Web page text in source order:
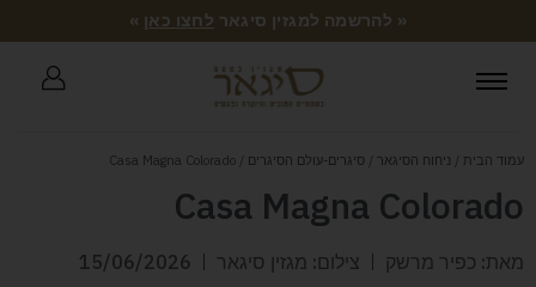
« להרשמה למגזין סיגאר לחצו כאן »
עמוד הבית / ניחוח הסיגאר / סיגרים-עולם הסיגרים / Casa Magna Colorado
Casa Magna Colorado
מאת: כפיר מרשק צילום: מגזין סיגאר 15/06/2026